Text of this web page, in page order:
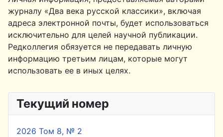
журналу «Два века русской классики», включая
адреса электронной почты, будет использоваться
исключительно для целей научной публикации.
Редколлегия обязуется не передавать личную
информацию третьим лицам, которые могут
использовать ее в иных целях.
Текущий номер
2026 Том 8, № 2